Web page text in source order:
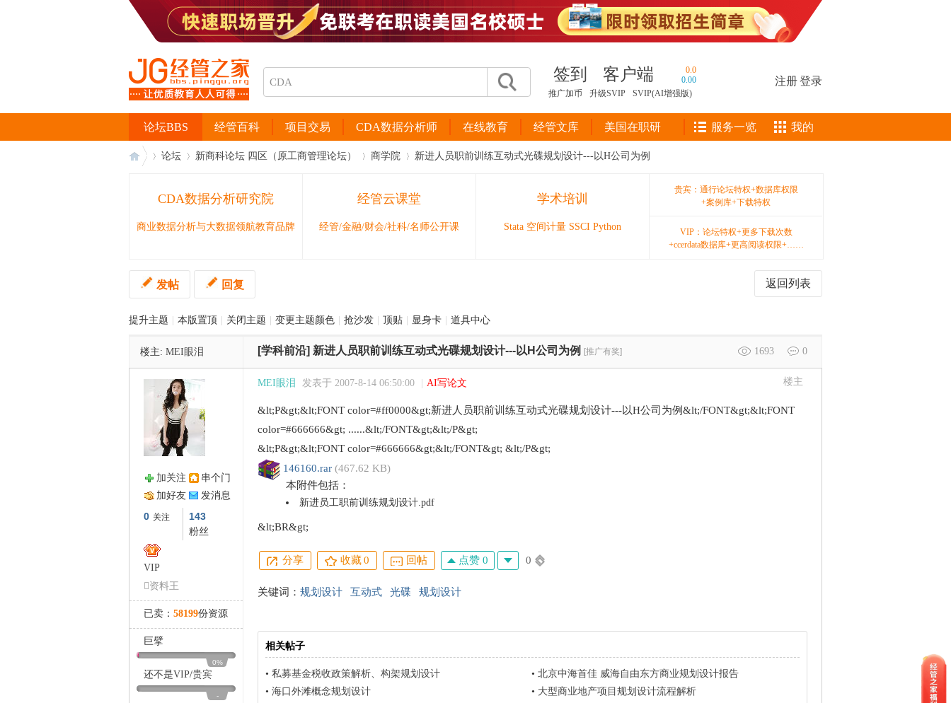
签到 客户端
0.0
0.00
推广加币
升级SVIP SVIP(AI增强版)
注册登录
经管百科 项目交易 CDA数据分析师 在线教育 经管文库 美国在职研
论坛BBS 服务一览 我的
论坛 新商科论坛 四区（原工商管理论坛） 商学院 新进人员职前训练互动式光碟规划设计---以H公司为例
CDA数据分析研究院
商业数据分析与大数据领航教育品牌
经管云课堂
经管/金融/财会/社科/名师公开课
学术培训
Stata 空间计量 SSCI Python
贵宾：通行论坛特权+数据库权限
+案例库+下载特权
VIP：论坛特权+更多下载次数
+ccerdata数据库+更高阅读权限+……
返回列表
发帖 回复
提升主题 本版置顶 关闭主题 变更主题颜色 抢沙发 顶贴 显身卡 道具中心
楼主: MEI眼泪 1693 0
[学科前沿] 新进人员职前训练互动式光碟规划设计---以H公司为例 [推广有奖]
加关注
串个门
加好友
发消息
0 关注 143
粉丝
VIP
资料王
已卖： 58199份资源
巨擘
0%
还不是VIP/贵宾
-
楼主
MEI眼泪 发表于 2007-8-14 06:50:00 AI写论文
&lt;P&gt;&lt;FONT color=#ff0000&gt;新进人员职前训练互动式光碟规划设计---以H公司为例&lt;/FONT&gt;&lt;FONT
color=#666666&gt; ......&lt;/FONT&gt;&lt;/P&gt;
&lt;P&gt;&lt;FONT color=#666666&gt;&lt;/FONT&gt; &lt;/P&gt;
146160.rar (467.62 KB)
本附件包括：
新进员工职前训练规划设计.pdf
&lt;BR&gt;
分享 收藏0 回帖 点赞 0 0
关键词： 规划设计 互动式 光碟 规划设计
相关帖子
• 私募基金税收政策解析、构架规划设计 • 北京中海首佳 威海自由东方商业规划设计报告
• 海口外滩概念规划设计 • 大型商业地产项目规划设计流程解析